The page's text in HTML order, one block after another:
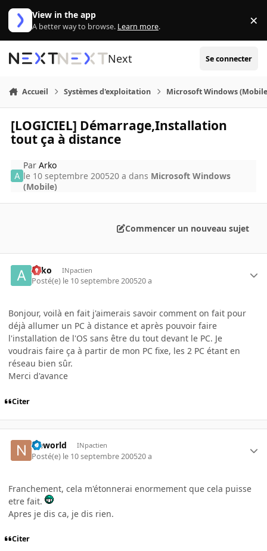
Aller au contenu
View in the app
A better way to browse. Learn more. ×
Next Se connecter
Accueil Systèmes d'exploitation Microsoft Windows
[LOGICIEL] Démarrage,Installation
tout ça à distance
ParArko
le 10 septembre 200520 a dans Microsoft Windows
(Mobile)
Commencer un nouveau sujet
Arko INpactien
Posté(e) le 10 septembre 200520 a
Bonjour, voilà en fait j'aimerais savoir comment on fait pour
déjà allumer un PC à distance et après pouvoir faire
l'installation de l'OS sans être du tout devant le PC. Je
voudrais faire ça à partir de mon PC fixe, les 2 PC étant en
réseau bien sûr.
Merci d'avance
Citer
Neworld INpactien
Posté(e) le 10 septembre 200520 a
Franchement, cela m'étonnerai enormement que cela puisse
etre fait.
Apres je dis ca, je dis rien.
Citer